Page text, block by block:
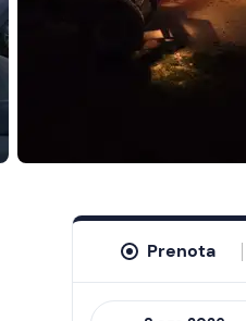
Prenota